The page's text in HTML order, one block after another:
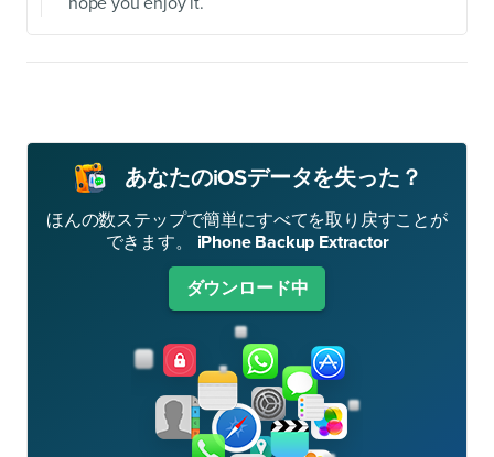
あなたのiOSデータを失った？
ほんの数ステップで簡単にすべてを取り戻すことが
できます。 iPhone Backup Extractor
ダウンロード中